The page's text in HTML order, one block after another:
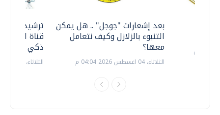
ترشيدا
قناة
ذكي
الثلاثاء، 14 يوليو 2026 06:11 م
بعد إشعارات "جوجل" .. هل يمكن
التنبوء بالزلازل وكيف نتعامل
معها؟
الثلاثاء، 04 اغسطس 2026 04:04 م